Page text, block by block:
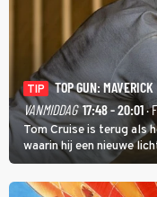
TIP
TOP GUN: MAVERICK
VANMIDDAG 17:48 - 20:01·
Tom Cruise is terug als
waarin hij een nieuwe
werk.